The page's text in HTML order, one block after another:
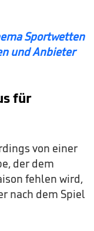
Sportwetten
und Anbieter
für
von einer
der dem
fehlen wird,
nach dem Spiel